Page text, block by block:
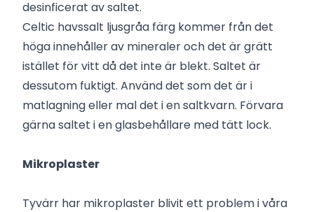
desinficerat av saltet.
Celtic havssalt ljusgråa färg kommer från det
höga innehåller av mineraler och det är grätt
istället för vitt då det inte är blekt. Saltet är
dessutom fuktigt. Använd det som det är i
matlagning eller mal det i en saltkvarn. Förvara
gärna saltet i en glasbehållare med tätt lock.
Mikroplaster
Tyvärr har mikroplaster blivit ett problem i våra